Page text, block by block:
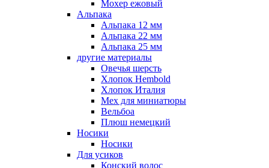
Мохер ежовый
Альпака
Альпака 12 мм
Альпака 22 мм
Альпака 25 мм
другие материалы
Овечья шерсть
Хлопок Hembold
Хлопок Италия
Мех для миниатюры
Вельбоа
Плюш немецкий
Носики
Носики
Для усиков
Конский волос